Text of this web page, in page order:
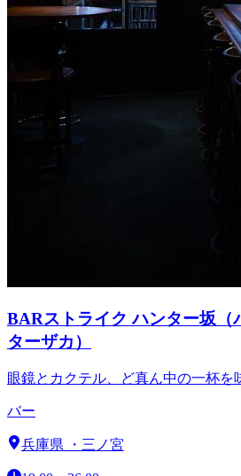
BARストライク ハンター坂（
ターザカ）
眼鏡とカクテル、ど真ん中の一杯を
バー
兵庫県 ・ 三ノ宮